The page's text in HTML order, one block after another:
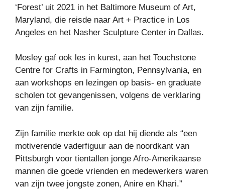
‘Forest’ uit 2021 in het Baltimore Museum of Art,
Maryland, die reisde naar Art + Practice in Los
Angeles en het Nasher Sculpture Center in Dallas.
Mosley gaf ook les in kunst, aan het Touchstone
Centre for Crafts in Farmington, Pennsylvania, en
aan workshops en lezingen op basis- en graduate
scholen tot gevangenissen, volgens de verklaring
van zijn familie.
Zijn familie merkte ook op dat hij diende als “een
motiverende vaderfiguur aan de noordkant van
Pittsburgh voor tientallen jonge Afro-Amerikaanse
mannen die goede vrienden en medewerkers waren
van zijn twee jongste zonen, Anire en Khari.”